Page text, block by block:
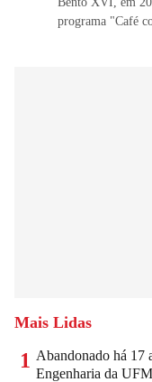
programa "Café
Mais Lidas
1 Abandonado há 17
Engenharia da